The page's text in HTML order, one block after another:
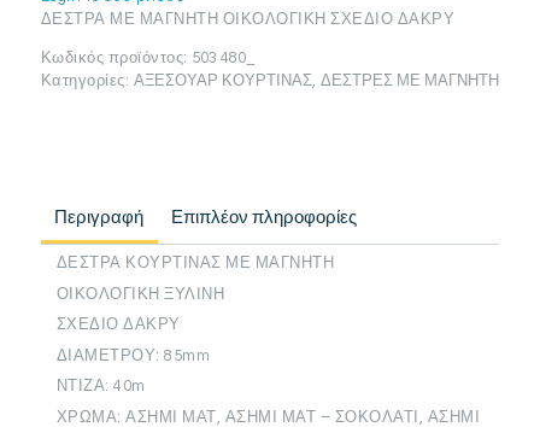
ΔΕΣΤΡΑ ΜΕ ΜΑΓΝΗΤΗ ΟΙΚΟΛΟΓΙΚΗ ΣΧΕΔΙΟ ΔΑΚΡΥ
Κωδικός προϊόντος: 503 480_
Κατηγορίες: ΑΞΕΣΟΥΑΡ ΚΟΥΡΤΙΝΑΣ ΔΕΣΤΡΕΣ ΜΕ ΜΑΓΝΗΤΗ
Περιγραφή Επιπλέον πληροφορίες
ΔΕΣΤΡΑ ΚΟΥΡΤΙΝΑΣ ΜΕ ΜΑΓΝΗΤΗ
ΟΙΚΟΛΟΓΙΚΗ ΞΥΛΙΝΗ
ΣΧΕΔΙΟ ΔΑΚΡΥ
ΔΙΑΜΕΤΡΟΥ: 85mm
ΝΤΙΖΑ: 40m
ΧΡΩΜΑ: ΑΣΗΜΙ ΜΑΤ, ΑΣΗΜΙ ΜΑΤ – ΣΟΚΟΛΑΤΙ, ΑΣΗΜΙ